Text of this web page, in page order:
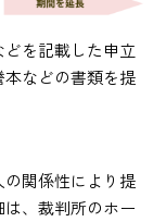
を記載した申立
などの書類を提
関係性により提
、裁判所のホー